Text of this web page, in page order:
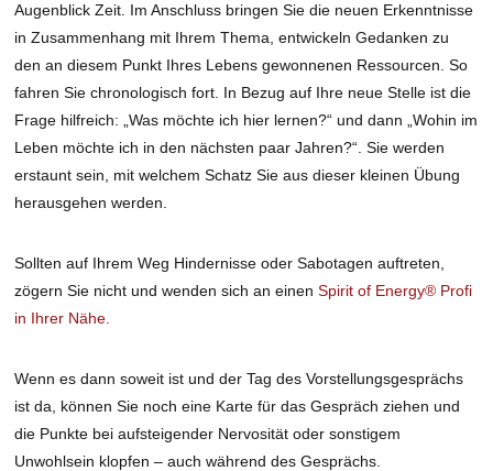
Augenblick Zeit. Im Anschluss bringen Sie die neuen Erkenntnisse
in Zusammenhang mit Ihrem Thema, entwickeln Gedanken zu
den an diesem Punkt Ihres Lebens gewonnenen Ressourcen. So
fahren Sie chronologisch fort. In Bezug auf Ihre neue Stelle ist die
Frage hilfreich: „Was möchte ich hier lernen?“ und dann „Wohin im
Leben möchte ich in den nächsten paar Jahren?“. Sie werden
erstaunt sein, mit welchem Schatz Sie aus dieser kleinen Übung
herausgehen werden.
Sollten auf Ihrem Weg Hindernisse oder Sabotagen auftreten,
zögern Sie nicht und wenden sich an einenSpirit of Energy® Profi
in Ihrer Nähe.
Wenn es dann soweit ist und der Tag des Vorstellungsgesprächs
ist da, können Sie noch eine Karte für das Gespräch ziehen und
die Punkte bei aufsteigender Nervosität oder sonstigem
Unwohlsein klopfen – auch während des Gesprächs.